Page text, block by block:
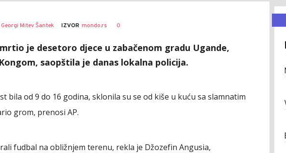
Georgi Mitev Šantek IZVOR mondo.rs 0
je desetoro djece u zabačenom gradu Ugande,
saopštila je danas lokalna policija.
bila od 9 do 16 godina, sklonila su se od kiše u kuću sa slamnatim
grom, prenosi AP.
fudbal na obližnjem terenu, rekla je Džozefin Angusia,